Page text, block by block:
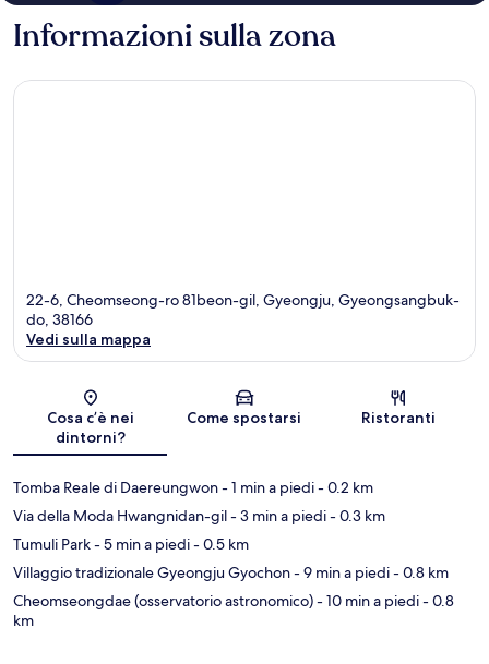
Informazioni sulla zona
22-6, Cheomseong-ro 81beon-gil, Gyeongju, Gyeongsangbuk-
do, 38166
Vedi sulla mappa
Cosa c’è nei
dintorni?
Come spostarsi Ristoranti
Tomba Reale di Daereungwon- 1 min a piedi- 0.2 km
Via della Moda Hwangnidan-gil- 3 min a piedi- 0.3 km
Tumuli Park- 5 min a piedi- 0.5 km
Villaggio tradizionale Gyeongju Gyochon- 9 min a piedi- 0.8 km
Cheomseongdae (osservatorio astronomico)- 10 min a piedi- 0.8
km